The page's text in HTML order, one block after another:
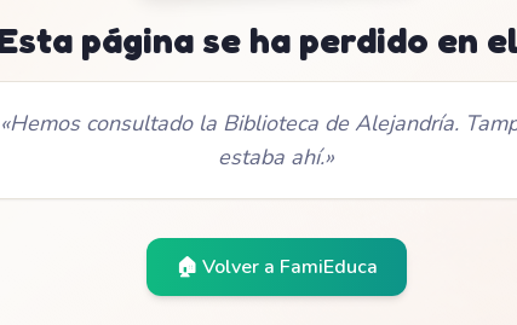
Esta página se ha perdido en
«Hemos consultado la Biblioteca de Alejandría.
estaba ahí.»
🏠 Volver a FamiEduca